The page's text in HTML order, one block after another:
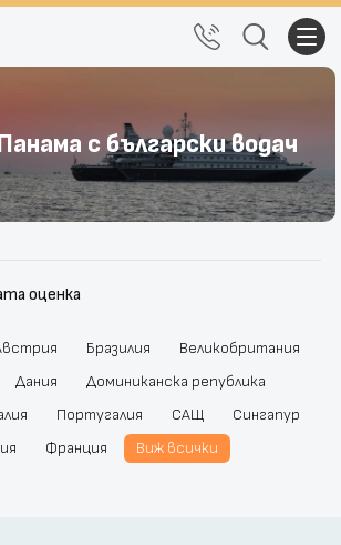
Правила за сайта
с български водач
оценка
Бразилия
Великобритания
Дания
Доминиканска република
Португалия САЩ
Сингапур
Франция Виж всички